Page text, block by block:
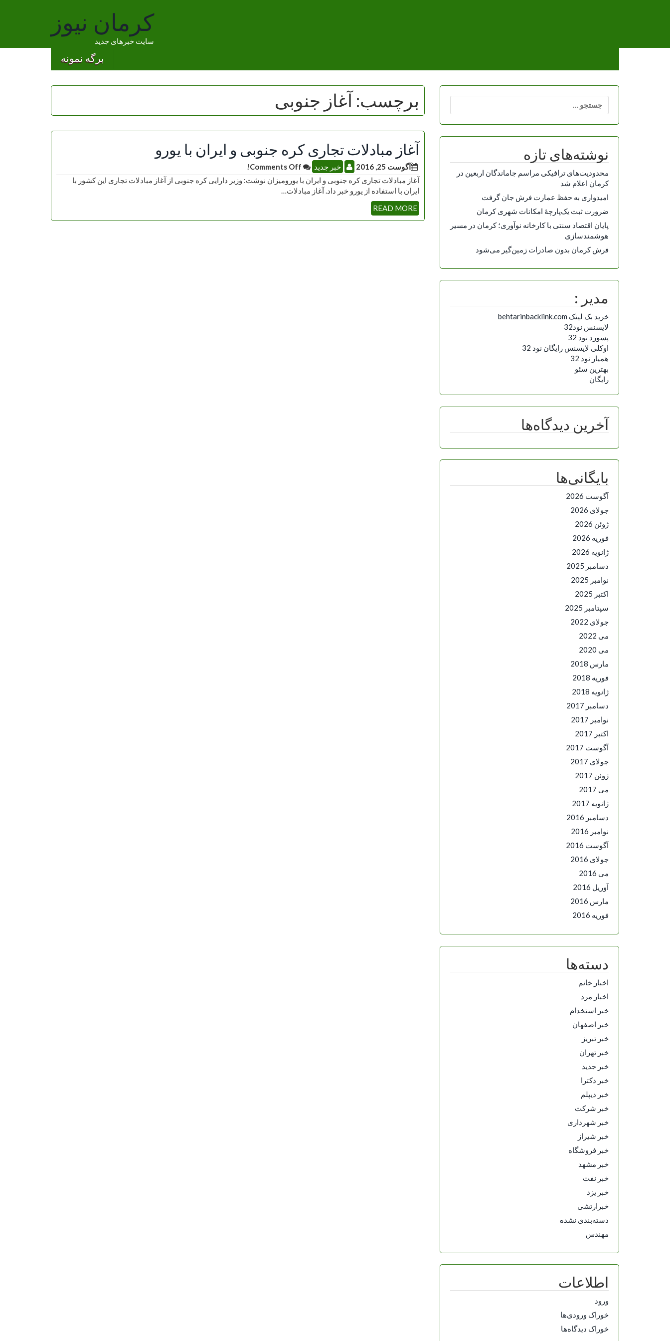
کرمان نیوز
سایت خبرهای جدید
برگه نمونه
برچسب: آغاز جنوبی
آغاز مبادلات تجاری کره جنوبی و ایران با یورو
آگوست 25, 2016 خبر جدید
آغاز مبادلات تجاری کره جنوبی و ایران با یورومیزان نوشت: وزیر دارایی کره جنوبی از آغاز مبادلات تجاری این کشور با
ایران با استفاده از یورو خبر داد. آغاز مبادلات…
READ MORE
برای:
نوشته‌های تازه
محدودیت‌های ترافیکی مراسم جاماندگان اربعین در
کرمان اعلام شد
امیدواری به حفظ عمارت فرش جان گرفت
ضرورت ثبت یک‌پارچۀ امکانات شهری کرمان
پایان اقتصاد سنتی با کارخانه نوآوری؛ کرمان در مسیر
هوشمندسازی
فرش کرمان بدون صادرات زمین‌گیر می‌شود
مدیر :
خرید بک لینک behtarinbacklink.com
لایسنس نود32
پسورد نود 32
اوکلی لایسنس رایگان نود 32
همیار نود 32
بهترین سئو
رایگان
آخرین دیدگاه‌ها
بایگانی‌ها
آگوست 2026
جولای 2026
ژوئن 2026
فوریه 2026
ژانویه 2026
دسامبر 2025
نوامبر 2025
اکتبر 2025
سپتامبر 2025
جولای 2022
می 2022
می 2020
مارس 2018
فوریه 2018
ژانویه 2018
دسامبر 2017
نوامبر 2017
اکتبر 2017
آگوست 2017
جولای 2017
ژوئن 2017
می 2017
ژانویه 2017
دسامبر 2016
نوامبر 2016
آگوست 2016
جولای 2016
می 2016
آوریل 2016
مارس 2016
فوریه 2016
دسته‌ها
اخبار خانم
اخبار مرد
خبر استخدام
خبر اصفهان
خبر تبریز
خبر تهران
خبر جدید
خبر دکترا
خبر دیپلم
خبر شرکت
خبر شهرداری
خبر شیراز
خبر فروشگاه
خبر مشهد
خبر نفت
خبر یزد
خبرارتشی
دسته‌بندی نشده
مهندس
اطلاعات
ورود
خوراک ورودی‌ها
خوراک دیدگاه‌ها